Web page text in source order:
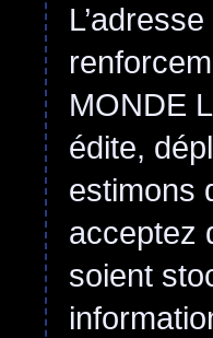
MONDE
édite,
estimons
acceptez
soient